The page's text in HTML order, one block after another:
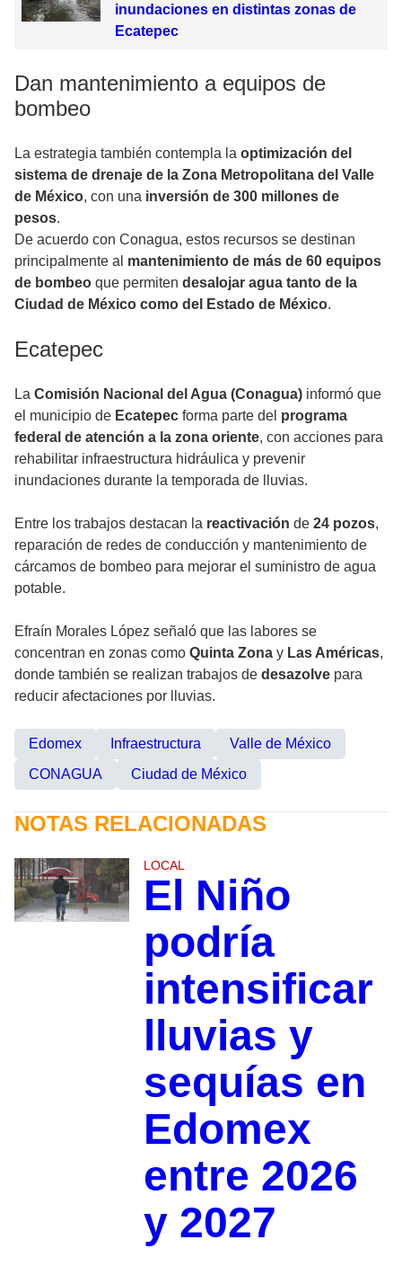
inundaciones en distintas zonas de
Ecatepec
Dan mantenimiento a equipos de
bombeo
La estrategia también contempla la optimización del
sistema de drenaje de la Zona Metropolitana del Valle
de México, con una inversión de 300 millones de
pesos.
De acuerdo con Conagua, estos recursos se destinan
principalmente al mantenimiento de más de 60 equipos
de bombeo que permiten desalojar agua tanto de la
Ciudad de México como del Estado de México.
Ecatepec
La Comisión Nacional del Agua (Conagua) informó que
el municipio de Ecatepec forma parte del programa
federal de atención a la zona oriente, con acciones para
rehabilitar infraestructura hidráulica y prevenir
inundaciones durante la temporada de lluvias.
Entre los trabajos destacan la reactivación de 24 pozos,
reparación de redes de conducción y mantenimiento de
cárcamos de bombeo para mejorar el suministro de agua
potable.
Efraín Morales López señaló que las labores se
concentran en zonas como Quinta Zona y Las Américas,
donde también se realizan trabajos de desazolve para
reducir afectaciones por lluvias.
Edomex Infraestructura
Valle de México
CONAGUA
Ciudad de México
NOTAS RELACIONADAS
LOCAL
El Niño
podría
intensificar
lluvias y
sequías en
Edomex
entre 2026
y 2027